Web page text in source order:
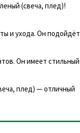
(свеча, плед)!
и ухода. Он подойдёт
Он имеет стильный
плед) — отличный